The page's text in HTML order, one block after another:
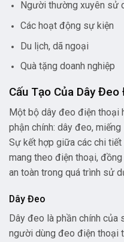
Người thường xuyên sử
Các hoạt động sự kiện
Du lịch, dã ngoại
Quà tặng doanh nghiệp
Cấu Tạo Của Dây
Một bộ dây đeo điện thoại
phận chính: dây đeo,
Sự kết hợp giữa các chi
mang theo điện thoại,
an toàn trong quá trình sử
Dây Đeo
Dây đeo là phần chính của
người dùng đeo điện thoại